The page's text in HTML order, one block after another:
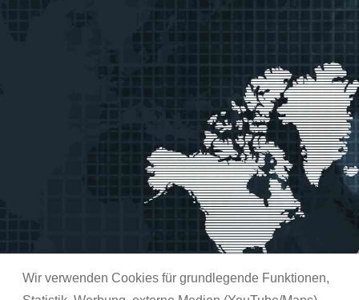
Wir verwenden Cookies für grundlegende Funktionen,